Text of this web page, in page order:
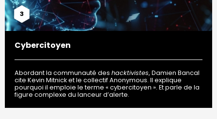
3
Cybercitoyen
Abordant la communauté des hacktivistes, Damien Bancal
cite Kevin Mitnick et le collectif Anonymous. Il explique
pourquoi il emploie le terme « cybercitoyen ». Et parle de la
figure complexe du lanceur d’alerte.